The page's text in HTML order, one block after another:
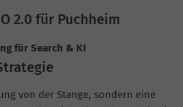
2.0 für Puchheim
für Search & KI
von der Stange, sondern eine